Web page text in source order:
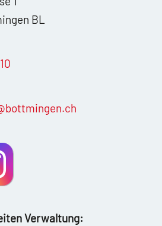
BL
b ttm ng n ch
Verwaltung: